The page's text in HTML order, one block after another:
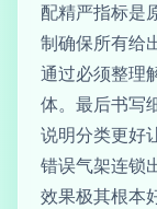
配精严指标是
制确保所有给
通过必须整理
体。最后书写
说明分类更好
错误气架连锁
效果极其根本